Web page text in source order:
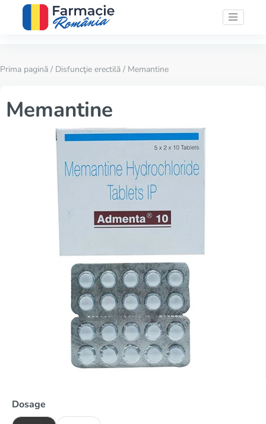
Prima pagină / Disfuncţie erectilă / Memantine
Memantine
Dosage